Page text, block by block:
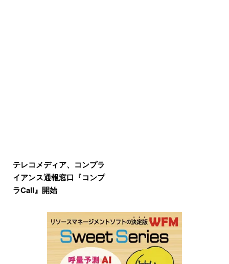
テレコメディア、コンプラ
イアンス通報窓口『コンプ
ラCall』開始